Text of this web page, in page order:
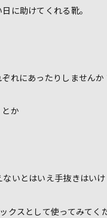
に助けてくれる靴。
れにあったりしませんか
か
いとはいえ手抜きはい
クスとして使ってみてく